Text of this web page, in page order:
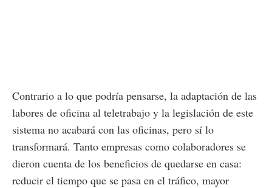
Contrario a lo que podría pensarse, la adaptación de las
labores de oficina al teletrabajo y la legislación de este
sistema no acabará con las oficinas, pero sí lo
transformará. Tanto empresas como colaboradores se
dieron cuenta de los beneficios de quedarse en casa:
reducir el tiempo que se pasa en el tráfico, mayor